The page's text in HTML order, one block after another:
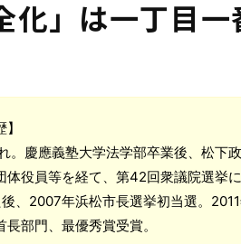
化」は一丁目
。慶應義塾大学法学部卒業後、松下
体役員等を経て、第42回衆議院選挙
、2007年浜松市長選挙初当選。
部門、最優秀賞受賞。